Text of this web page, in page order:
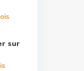
sur